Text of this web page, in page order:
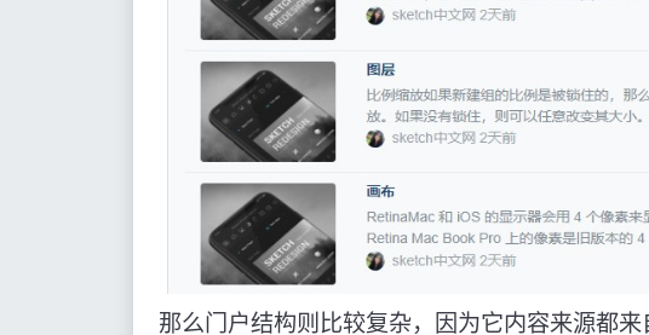
那么门户结构则比较复杂，因为它内容来源都